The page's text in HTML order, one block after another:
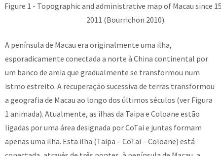
Figure 1 - Topographic and administrative map of Macau since
2011 (Bourrichon 2010).
A península de Macau era originalmente uma ilha,
esporadicamente conectada a norte à China continental por
um banco de areia que gradualmente se transformou num
istmo estreito. A recuperação sucessiva de terras transformou
a geografia de Macau ao longo dos últimos séculos (ver Figura
1 animada). Atualmente, as ilhas da Taipa e Coloane estão
ligadas por uma área designada por CoTai e juntas formam
apenas uma ilha. Esta ilha (Taipa – CoTai – Coloane) está